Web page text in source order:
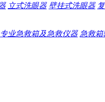
立式洗眼器 壁挂式洗眼器
专业急救箱及急救仪器 急救箱